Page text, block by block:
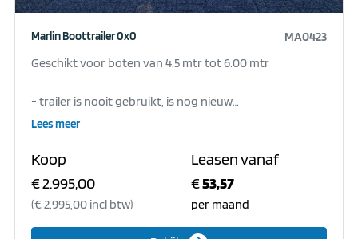
MA0423
Marlin Boottrailer 0x0
Geschikt voor boten van 4.5 mtr tot 6.00 mtr
- trailer is nooit gebruikt, is nog nieuw
Accessoires:
Lees meer
Koop
€ 2.995,00
(€ 2.995,00 incl btw)
Leasen vanaf
€53,57
per maand